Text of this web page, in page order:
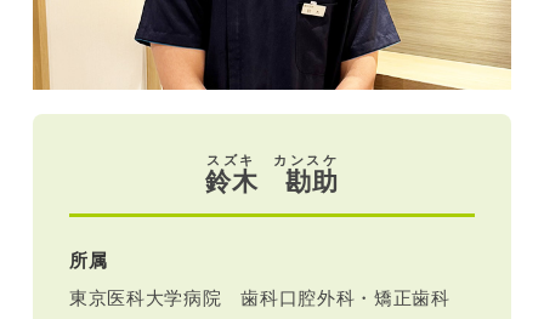
鈴木 勘助
スズキ カンスケ
所属
東京医科大学病院 歯科口腔外科・矯正歯科